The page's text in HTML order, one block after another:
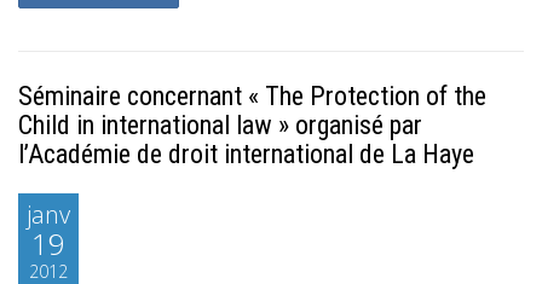
Séminaire concernant « The Protection of the
Child in international law » organisé par
l’Académie de droit international de La Haye
janv
19
2012